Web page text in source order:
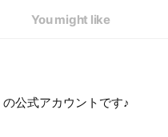
You might like
公式アカウントです♪